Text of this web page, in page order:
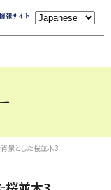
報サイト
景とした桜並木3